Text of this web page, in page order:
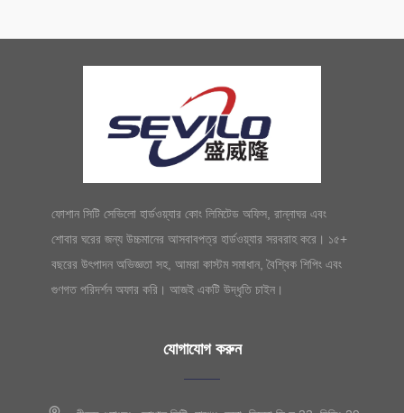
ফোশান সিটি সেভিলো হার্ডওয়্যার কোং লিমিটেড অফিস, রান্নাঘর এবং
শোবার ঘরের জন্য উচ্চমানের আসবাবপত্র হার্ডওয়্যার সরবরাহ করে। ১৫+
বছরের উৎপাদন অভিজ্ঞতা সহ, আমরা কাস্টম সমাধান, বৈশ্বিক শিপিং এবং
গুণগত পরিদর্শন অফার করি। আজই একটি উদ্ধৃতি চাইন।
যোগাযোগ করুন